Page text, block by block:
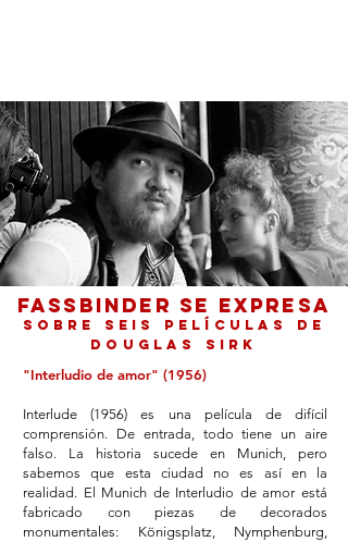
fassbinder se expreSA
Sobre seis películas de
Douglas Sirk
"Interludio de amor" (1956)
Interlude (1956) es una película de difícil
comprensión. De entrada, todo tiene un aire
falso. La historia sucede en Munich, pero
sabemos que esta ciudad no es así en la
realidad. El Munich de Interludio de amor está
fabricado con piezas de decorados
monumentales: Königsplatz, Nymphenburg,